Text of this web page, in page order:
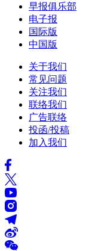
早报俱乐部
电子报
国际版
中国版
关于我们
常见问题
关注我们
联络我们
广告联络
投函/投稿
加入我们